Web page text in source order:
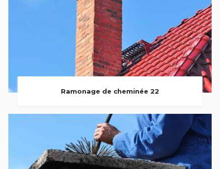
Ramonage de cheminée 22